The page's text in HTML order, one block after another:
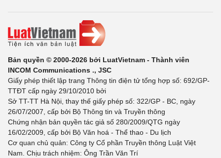
Bản quyền © 2000-2026 bởi LuatVietnam - Thành viên
INCOM Communications ., JSC
Giấy phép thiết lập trang Thông tin điện tử tổng hợp số: 692/GP-
TTĐT cấp ngày 29/10/2010 bởi
Sở TT-TT Hà Nội, thay thế giấy phép số: 322/GP - BC, ngày
26/07/2007, cấp bởi Bộ Thông tin và Truyền thông
Chứng nhận bản quyền tác giả số 280/2009/QTG ngày
16/02/2009, cấp bởi Bộ Văn hoá - Thể thao - Du lịch
Cơ quan chủ quản: Công ty Cổ phần Truyền thông Luật Việt
Nam. Chịu trách nhiệm: Ông Trần Văn Trí